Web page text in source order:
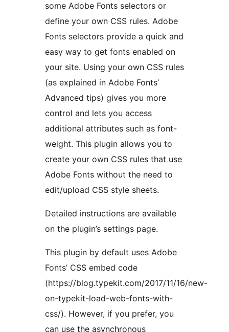
some Adobe Fonts selectors or
define your own CSS rules. Adobe
Fonts selectors provide a quick and
easy way to get fonts enabled on
your site. Using your own CSS rules
(as explained in Adobe Fonts’
Advanced tips) gives you more
control and lets you access
additional attributes such as font-
weight. This plugin allows you to
create your own CSS rules that use
Adobe Fonts without the need to
edit/upload CSS style sheets.
Detailed instructions are available
on the plugin’s settings page.
This plugin by default uses Adobe
Fonts’ CSS embed code
(https://blog.typekit.com/2017/11/16/new-
on-typekit-load-web-fonts-with-
css/). However, if you prefer, you
can use the asynchronous